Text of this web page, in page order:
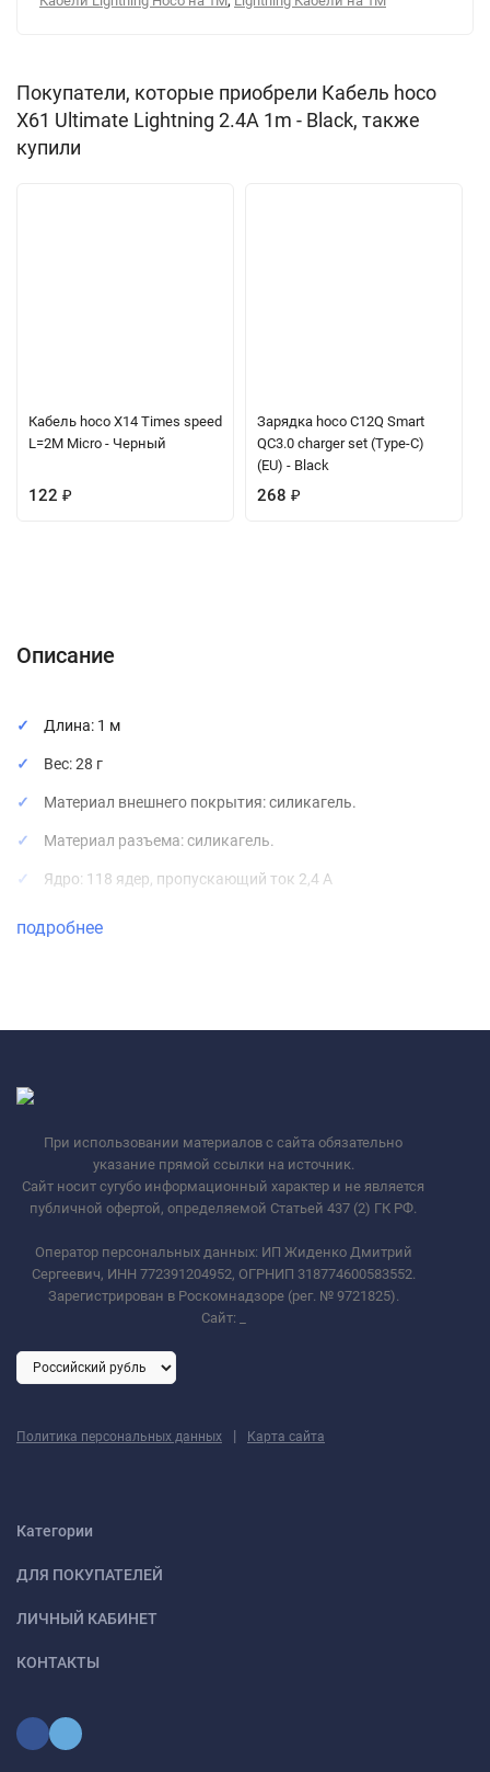
Покупатели, которые приобрели Кабель hoco
X61 Ultimate Lightning 2.4А 1m - Black, также
купили
Кабель hoco X14 Times speed
L=2M Micro - Черный
122 ₽
Зарядка hoco C12Q Smart
QC3.0 charger set (Type-C)
(EU) - Black
268 ₽
Описание
Длина: 1 м
Вес: 28 г
Материал внешнего покрытия: силикагель.
Материал разъема: силикагель.
Ядро: 118 ядер, пропускающий ток 2,4 А
Наружная крышка сделана из более толстого и более
подробнее
При использовании материалов с сайта обязательно
указание прямой ссылки на источник.
Сайт носит сугубо информационный характер и не является
публичной офертой, определяемой Статьей 437 (2) ГК РФ.
Оператор персональных данных: ИП Жиденко Дмитрий
Сергеевич, ИНН 772391204952, ОГРНИП 318774600583552.
Зарегистрирован в Роскомнадзоре (рег. № 9721825).
Сайт:
Политика персональных данных | Карта сайта
Категории
ДЛЯ ПОКУПАТЕЛЕЙ
ЛИЧНЫЙ КАБИНЕТ
КОНТАКТЫ